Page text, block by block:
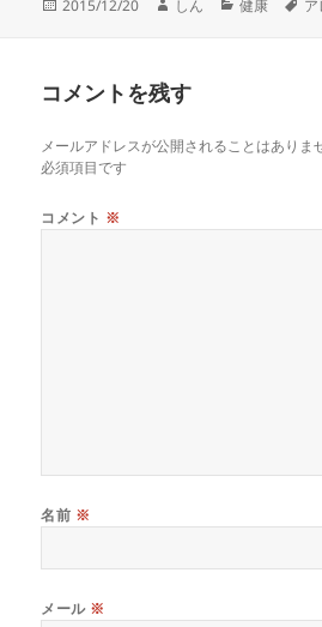
2015/12/20 しん 健康
コメントを残す
メールアドレスが公開されることはありま
必須項目です
コメント ※
名前 ※
メール ※